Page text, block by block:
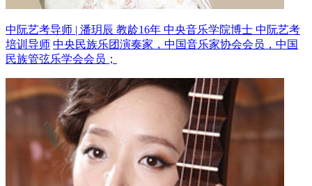
中阮艺考导师 | 潘玥辰 教龄16年 中央音乐学院博士 中阮艺考
培训导师 中央民族乐团演奏家，中国音乐家协会会员，中国
民族管弦乐学会会员；